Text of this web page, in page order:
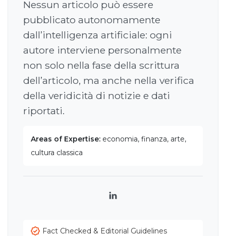
Nessun articolo può essere
pubblicato autonomamente
dall’intelligenza artificiale: ogni
autore interviene personalmente
non solo nella fase della scrittura
dell’articolo, ma anche nella verifica
della veridicità di notizie e dati
riportati.
Areas of Expertise: economia, finanza, arte,
cultura classica
LinkedIn
Fact Checked & Editorial Guidelines